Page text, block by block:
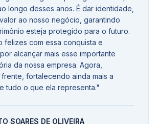
longo desses anos. É dar identidade,
ao nosso negócio, garantindo
esteja protegido para o futuro.
felizes com essa conquista e
alcançar mais esse importante
da nossa empresa. Agora,
fortalecendo ainda mais a
tudo o que ela representa."
SOARES DE OLIVEIRA